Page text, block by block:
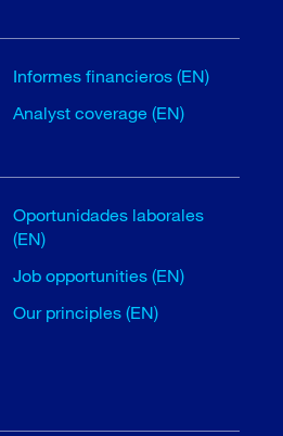
Informes financieros (EN)
Analyst coverage (EN)
Oportunidades laborales
(EN)
Job opportunities (EN)
Our principles (EN)